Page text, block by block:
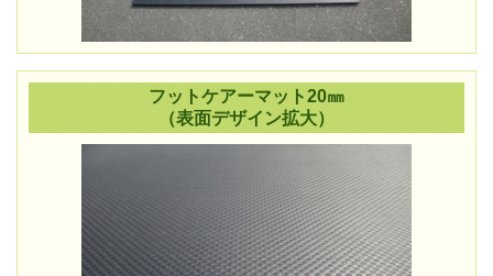
フットケアーマット20㎜
（表面デザイン拡大）